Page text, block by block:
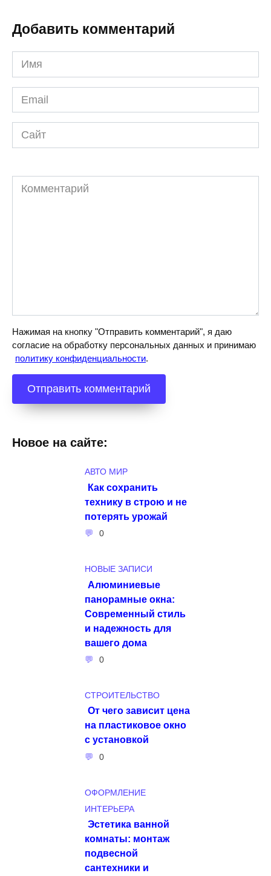
Добавить комментарий
Имя
*
Email
*
Сайт
Комментарий
Нажимая на кнопку "Отправить комментарий", я даю
согласие на обработку персональных данных и принимаю
политику конфиденциальности.
Новое на сайте:
АВТО МИР
Как сохранить
технику в строю и не
потерять урожай
0
НОВЫЕ ЗАПИСИ
Алюминиевые
панорамные окна:
Современный стиль
и надежность для
вашего дома
0
СТРОИТЕЛЬСТВО
От чего зависит цена
на пластиковое окно
с установкой
0
ОФОРМЛЕНИЕ
ИНТЕРЬЕРА
Эстетика ванной
комнаты: монтаж
подвесной
сантехники и